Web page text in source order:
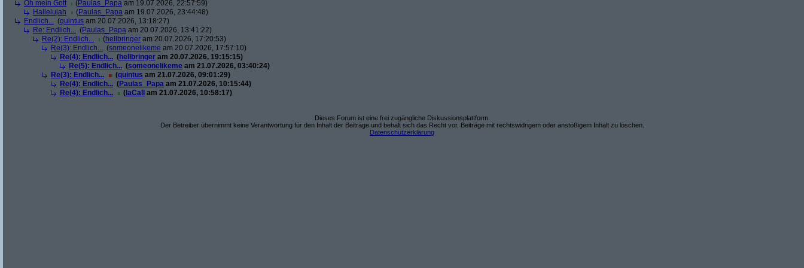
Oh mein Gott
(Paulas_Papa am 19.07.2026, 22:57:59)
Hallelujah
(Paulas_Papa am 19.07.2026, 23:44:48)
Endlich... (quintus am 20.07.2026, 13:18:27)
Re: Endlich... (Paulas_Papa am 20.07.2026, 13:41:22)
Re(2): Endlich...
(hellbringer am 20.07.2026, 17:20:53)
Re(3): Endlich... (someonelikeme am 20.07.2026, 17:57:10)
Re(4): Endlich... (hellbringer am 20.07.2026, 19:15:15)
Re(5): Endlich... (someonelikeme am 21.07.2026, 03:40:24)
Re(3): Endlich...
(quintus am 21.07.2026, 09:01:29)
Re(4): Endlich... (Paulas_Papa am 21.07.2026, 10:15:44)
Re(4): Endlich...
( laCall am 21.07.2026, 10:58:17)
Dieses Forum ist eine frei zugängliche Diskussionsplattform.
Der Betreiber übernimmt keine Verantwortung für den Inhalt der Beiträge und behält sich das Recht vor, Beiträge mit rechtswidrigem oder anstößigem Inhalt zu löschen.
Datenschutzerklärung